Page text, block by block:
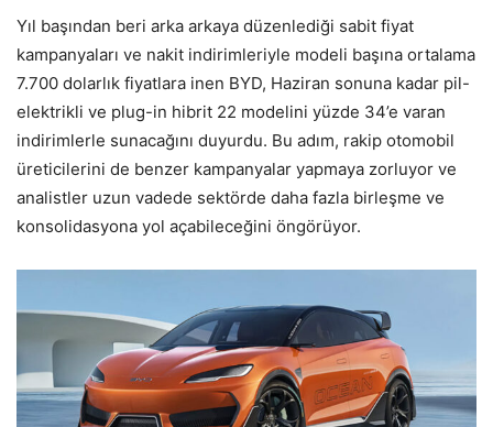
Yıl başından beri arka arkaya düzenlediği sabit fiyat
kampanyaları ve nakit indirimleriyle modeli başına ortalama
7.700 dolarlık fiyatlara inen BYD, Haziran sonuna kadar pil-
elektrikli ve plug-in hibrit 22 modelini yüzde 34’e varan
indirimlerle sunacağını duyurdu. Bu adım, rakip otomobil
üreticilerini de benzer kampanyalar yapmaya zorluyor ve
analistler uzun vadede sektörde daha fazla birleşme ve
konsolidasyona yol açabileceğini öngörüyor.